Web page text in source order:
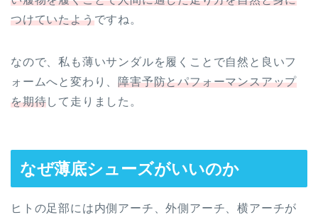
つけていたようですね。
なので、私も薄いサンダルを履くことで自然と良いフ
ォームへと変わり、
障害予防とパフォーマンスアップ
を期待して走りました。
なぜ薄底シューズがいいのか
ヒトの足部には内側アーチ、外側アーチ、横アーチが